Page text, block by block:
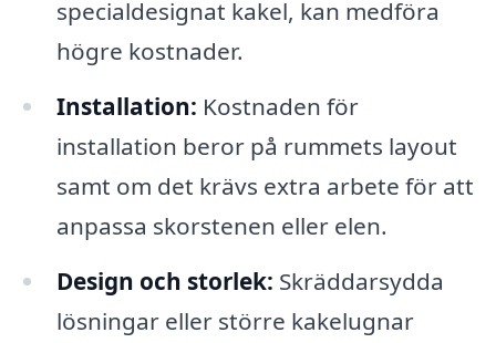
specialdesignat kakel, kan medföra
högre kostnader.
Installation: Kostnaden för
installation beror på rummets layout
samt om det krävs extra arbete för att
anpassa skorstenen eller elen.
Design och storlek: Skräddarsydda
lösningar eller större kakelugnar